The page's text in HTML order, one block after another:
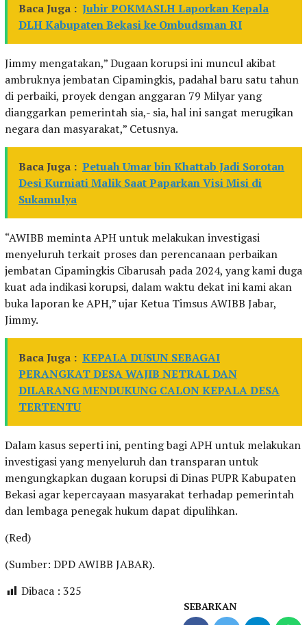
Baca Juga : Jubir POKMASLH Laporkan Kepala
DLH Kabupaten Bekasi ke Ombudsman RI
Jimmy mengatakan,” Dugaan korupsi ini muncul akibat
ambruknya jembatan Cipamingkis, padahal baru satu tahun
di perbaiki, proyek dengan anggaran 79 Milyar yang
dianggarkan pemerintah sia,- sia, hal ini sangat merugikan
negara dan masyarakat,” Cetusnya.
Baca Juga : Petuah Umar bin Khattab Jadi Sorotan
Desi Kurniati Malik Saat Paparkan Visi Misi di
Sukamulya
“AWIBB meminta APH untuk melakukan investigasi
menyeluruh terkait proses dan perencanaan perbaikan
jembatan Cipamingkis Cibarusah pada 2024, yang kami duga
kuat ada indikasi korupsi, dalam waktu dekat ini kami akan
buka laporan ke APH,” ujar Ketua Timsus AWIBB Jabar,
Jimmy.
Baca Juga : KEPALA DUSUN SEBAGAI
PERANGKAT DESA WAJIB NETRAL DAN
DILARANG MENDUKUNG CALON KEPALA DESA
TERTENTU
Dalam kasus seperti ini, penting bagi APH untuk melakukan
investigasi yang menyeluruh dan transparan untuk
mengungkapkan dugaan korupsi di Dinas PUPR Kabupaten
Bekasi agar kepercayaan masyarakat terhadap pemerintah
dan lembaga penegak hukum dapat dipulihkan.
(Red)
(Sumber: DPD AWIBB JABAR).
Dibaca : 325
SEBARKAN